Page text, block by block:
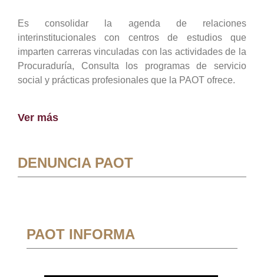
Es consolidar la agenda de relaciones
interinstitucionales con centros de estudios que
imparten carreras vinculadas con las actividades de la
Procuraduría, Consulta los programas de servicio
social y prácticas profesionales que la PAOT ofrece.
Ver más
DENUNCIA PAOT
PAOT INFORMA